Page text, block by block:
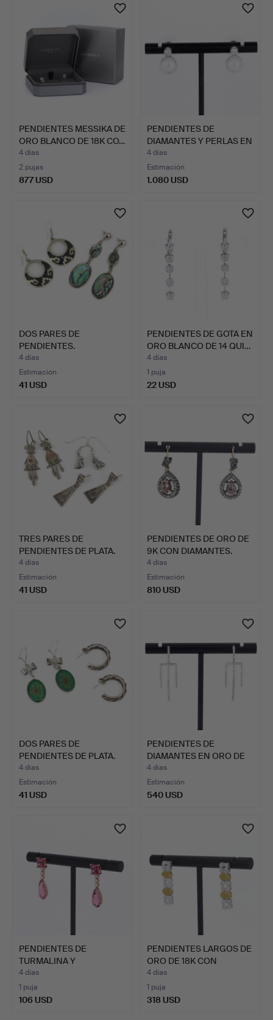
PENDIENTES MESSIKA DE
ORO BLANCO DE 18K CO…
4 días
2 pujas
877 USD
PENDIENTES DE
DIAMANTES Y PERLAS EN
ORO DE…
4 días
Estimación
1.080 USD
DOS PARES DE
PENDIENTES.
4 días
Estimación
41 USD
PENDIENTES DE GOTA EN
ORO BLANCO DE 14 QUI…
4 días
1 puja
22 USD
TRES PARES DE
PENDIENTES DE PLATA.
4 días
Estimación
41 USD
PENDIENTES DE ORO DE
9K CON DIAMANTES.
4 días
Estimación
810 USD
DOS PARES DE
PENDIENTES DE PLATA.
4 días
Estimación
41 USD
PENDIENTES DE
DIAMANTES EN ORO DE
18K.
4 días
Estimación
540 USD
PENDIENTES DE
TURMALINA Y
DIAMANTES EN ORO…
4 días
1 puja
106 USD
PENDIENTES LARGOS DE
ORO DE 18K CON
DIAMAN…
4 días
1 puja
318 USD